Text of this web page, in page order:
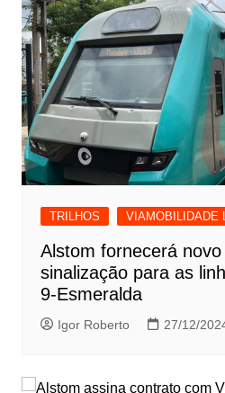
TRILHOS VIAMOBILIDADE
Alstom fornecerá
sinalização para as
9-Esmeralda
Igor Roberto 27/12/